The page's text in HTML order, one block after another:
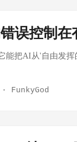
社区对 AI+UI 规
— 计算机视觉五
优化和现代 AI 工
新，重点包括：
误控制在
能把AI从'自由发
· FunkyGod